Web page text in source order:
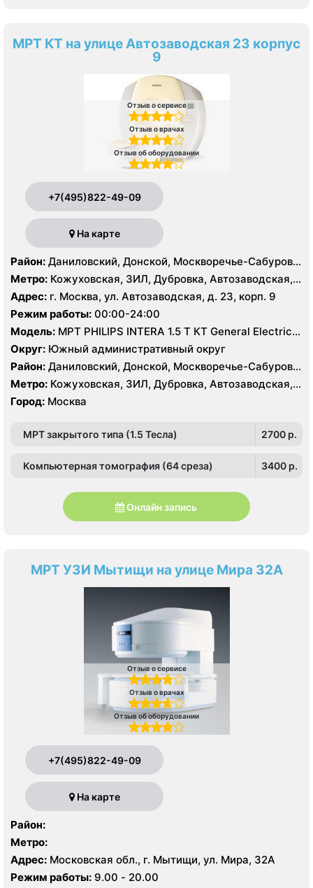
МРТ КТ на улице Автозаводская 23 корпус
9
Отзыв о сервисе
Отзыв о врачах
Отзыв об оборудовании
+7(495)822-49-09
На карте
Район: Даниловский, Донской, Москворечье-Сабурово,
Нагатино-Садовники, Нагатинский Затон, Нагорный
Метро: Кожуховская, ЗИЛ, Дубровка, Автозаводская,
Нагатинская, Технопарк, Тульская, Угрешская
Адрес: г. Москва, ул. Автозаводская, д. 23, корп. 9
Режим работы: 00:00-24:00
Модель: МРТ PHILIPS INTERA 1.5 T КТ General Electric
LIGHT SPEED 64 среза
Округ: Южный административный округ
Район: Даниловский, Донской, Москворечье-Сабурово,
Нагатино-Садовники, Нагатинский Затон, Нагорный
Метро: Кожуховская, ЗИЛ, Дубровка, Автозаводская,
Нагатинская, Технопарк, Тульская, Угрешская
Город: Москва
МРТ закрытого типа (1.5 Тесла) 2700 p.
Компьютерная томография (64 среза) 3400 p.
Онлайн запись
МРТ УЗИ Мытищи на улице Мира 32А
Отзыв о сервисе
Отзыв о врачах
Отзыв об оборудовании
+7(495)822-49-09
На карте
Район:
Метро:
Адрес: Московская обл., г. Мытищи, ул. Мира, 32А
Режим работы: 9.00 - 20.00